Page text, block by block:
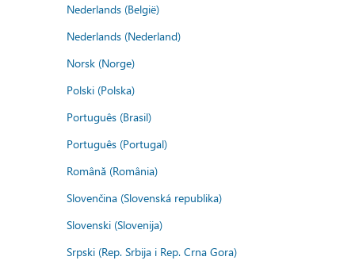
Nederlands (België)
Nederlands (Nederland)
Norsk (Norge)
Polski (Polska)
Português (Brasil)
Português (Portugal)
Română (România)
Slovenčina (Slovenská republika)
Slovenski (Slovenija)
Srpski (Rep. Srbija i Rep. Crna Gora)